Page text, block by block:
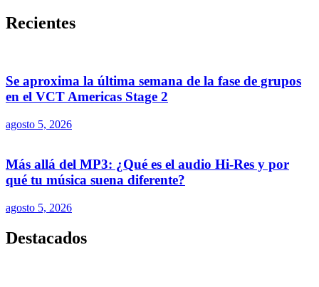
Recientes
Se aproxima la última semana de la fase de grupos
en el VCT Americas Stage 2
agosto 5, 2026
Más allá del MP3: ¿Qué es el audio Hi-Res y por
qué tu música suena diferente?
agosto 5, 2026
Destacados